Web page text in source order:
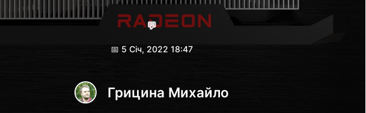
💬
📅 5 Січ, 2022 18:47
Грицина Михайло